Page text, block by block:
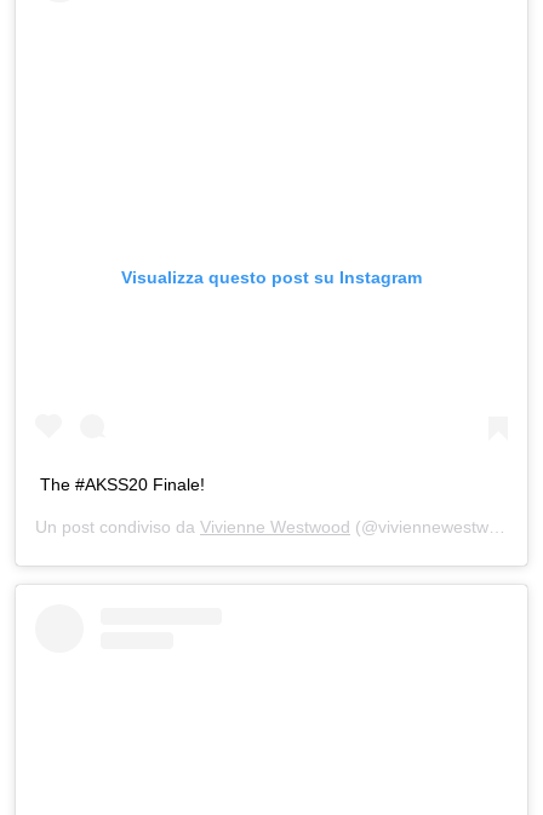
Visualizza questo post su Instagram
The #AKSS20 Finale!
Un post condiviso da Vivienne Westwood (@viviennewestwood) in data: